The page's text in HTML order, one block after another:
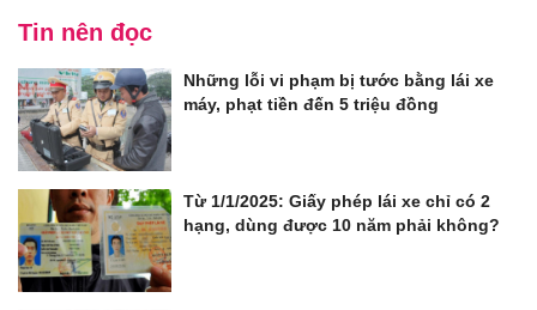
Tin nên đọc
Những lỗi vi phạm bị tước bằng lái xe
máy, phạt tiền đến 5 triệu đồng
Từ 1/1/2025: Giấy phép lái xe chỉ có 2
hạng, dùng được 10 năm phải không?